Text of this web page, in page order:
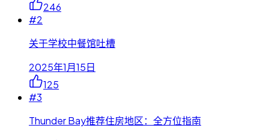
246
#2
关于学校中餐馆吐槽
2025年1月15日
125
#3
Thunder Bay推荐住房地区：全方位指南